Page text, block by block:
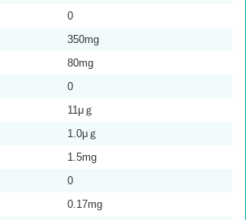
0
350mg
80mg
0
11μｇ
1.0μｇ
1.5mg
0
0.17mg